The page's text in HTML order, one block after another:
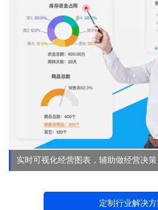
实时可视化经营图表，辅助做经营决策
定制行业解决方